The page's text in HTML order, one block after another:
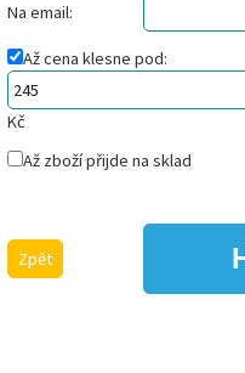
Na email:
Až cena klesne pod:
Kč
Až zboží přijde na sklad
Zpět